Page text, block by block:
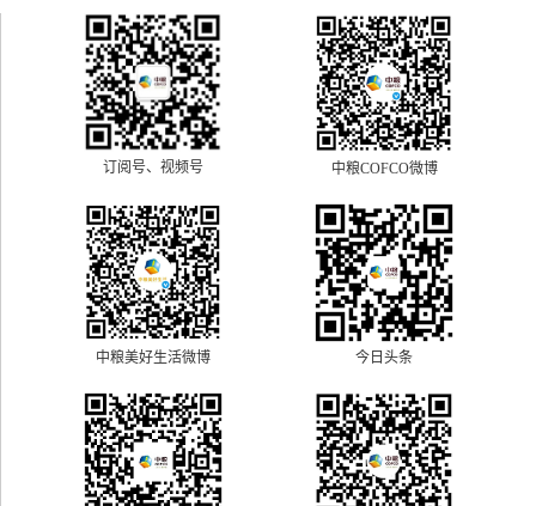
订阅号、视频号 中粮COFCO微博
中粮美好生活微博 今日头条